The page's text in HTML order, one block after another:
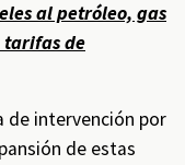
al petróleo, gas
tarifas de
de intervención por
de estas